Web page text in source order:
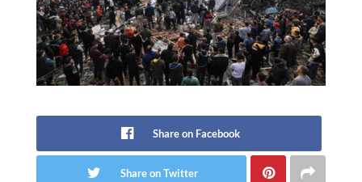
Share on Facebook
Share on Twitter